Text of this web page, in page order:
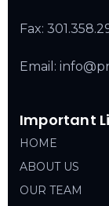
Fax:
Email:
Important
HOME
ABOUT US
OUR TEAM